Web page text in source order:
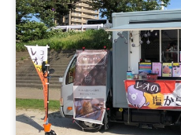
氷）、生ビール、ハイボール
かき氷、三田牛（メンチカツ
グ、チーズボール、フランク
ージーパイ、かき氷、かしみ
ージーパイ、フランクフルト
パイ、かき氷、チーズボール
イ、三田牛メンチカツ、三田
ト、チーズハットグ、チーズ